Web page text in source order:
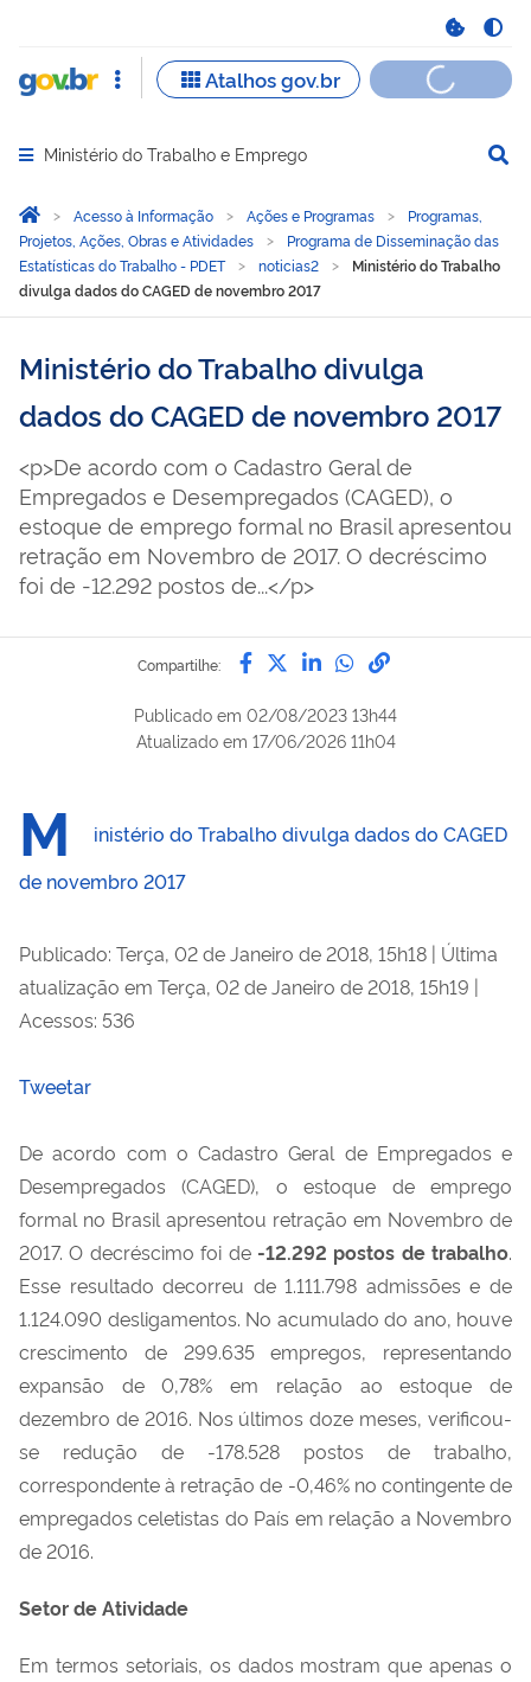
Abrir menu principal de navegação
Ministério do Trabalho e Emprego
Você está aqui:
Página Inicial
Acesso à Informação Ações e Programas
Programas,
Projetos, Ações, Obras e Atividades
Programa de Disseminação das
Estatísticas do Trabalho - PDET
noticias2
Ministério do Trabalho
divulga dados do CAGED de novembro 2017
Ministério do Trabalho divulga
dados do CAGED de novembro 2017
<p>De acordo com o Cadastro Geral de
Empregados e Desempregados (CAGED), o
estoque de emprego formal no Brasil apresentou
retração em Novembro de 2017. O decréscimo
foi de -12.292 postos de...</p>
Compartilhe: Compartilhe por Facebook
Compartilhe por Twitter
Compartilhe por
Compartilhe
link para
Publicado em 02/08/2023 13h44
Atualizado em 17/06/2026 11h04
M
inistério do Trabalho divulga dados do CAGED
de novembro 2017
Publicado: Terça, 02 de Janeiro de 2018, 15h18 | Última
atualização em Terça, 02 de Janeiro de 2018, 15h19 |
Acessos: 536
Tweetar
De acordo com o Cadastro Geral de Empregados e
Desempregados (CAGED), o estoque de emprego
formal no Brasil apresentou retração em Novembro de
2017. O decréscimo foi de -12.292 postos de trabalho.
Esse resultado decorreu de 1.111.798 admissões e de
1.124.090 desligamentos. No acumulado do ano, houve
crescimento de 299.635 empregos, representando
expansão de 0,78% em relação ao estoque de
dezembro de 2016. Nos últimos doze meses, verificou-
se redução de -178.528 postos de trabalho,
correspondente à retração de -0,46% no contingente de
empregados celetistas do País em relação a Novembro
de 2016.
Setor de Atividade
Em termos setoriais, os dados mostram que apenas o